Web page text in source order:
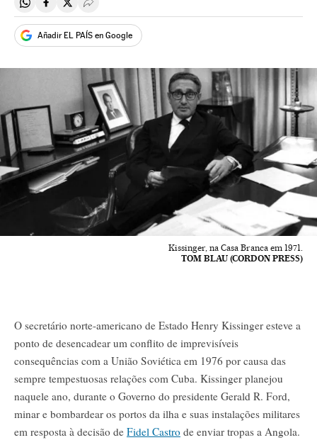
Compartir en Whatsapp
Compartir en Facebook
Compartir en Twitter
Desplegar Redes Sociales
Añadir EL PAÍS en Google
Kissinger, na Casa Branca em 1971.
TOM BLAU (CORDON PRESS)
O secretário norte-americano de Estado Henry Kissinger esteve a
ponto de desencadear um conflito de imprevisíveis
consequências com a União Soviética em 1976 por causa das
sempre tempestuosas relações com Cuba. Kissinger planejou
naquele ano, durante o Governo do presidente Gerald R. Ford,
minar e bombardear os portos da ilha e suas instalações militares
em resposta à decisão de Fidel Castro de enviar tropas a Angola.